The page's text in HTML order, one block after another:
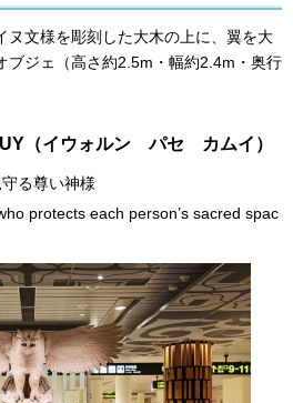
ヌ文様を彫刻した大木の上に、翼を大
ブジェ（高さ約2.5m・幅約2.4m・奥行
（イウォルン パセ カムイ）
る尊い神様
protects each person’s sacred spac